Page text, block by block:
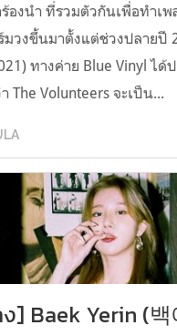
องนำ ที่รวมตัวกันเพื่อทำเ
มวงขึ้นมาตั้งแต่ช่วงปลายปี
ทางค่าย Blue Vinyl ได้
The Volunteers จะเป็น...
] Baek Yerin (